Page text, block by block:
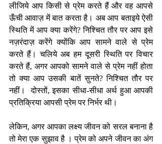
लीजिये आप किसी से प्रेम करते हैं और वह आपसे
ऊँची आवाज़ में बात करता है। अब आप बताइये ऐसी
स्थिति में आप क्या करेंगे? निश्चित तौर पर आप इसे
नज़रंदाज़ करेंगे क्योंकि आप सामने वाले से प्रेम
करते हैं। चलिये अब हम दूसरी स्थिति पर विचार
करते हैं, अगर आपको सामने वाले से प्रेम नहीं होता
तो क्या आप उसकी बातें सुनते? निश्चित तौर पर
नहीं।  दोस्तों, इसका सीधा-सीधा अर्थ हुआ आपकी
प्रतिक्रिया आपसी प्रेम पर निर्भर थी।
लेकिन, अगर आपका लक्ष्य जीवन को सरल बनाना है
तो मेरा एक सुझाव है । प्रेम को अपने जीवन का अंग